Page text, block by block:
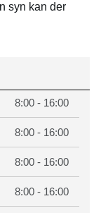
syn kan der
8:00 - 16:00
8:00 - 16:00
8:00 - 16:00
8:00 - 16:00